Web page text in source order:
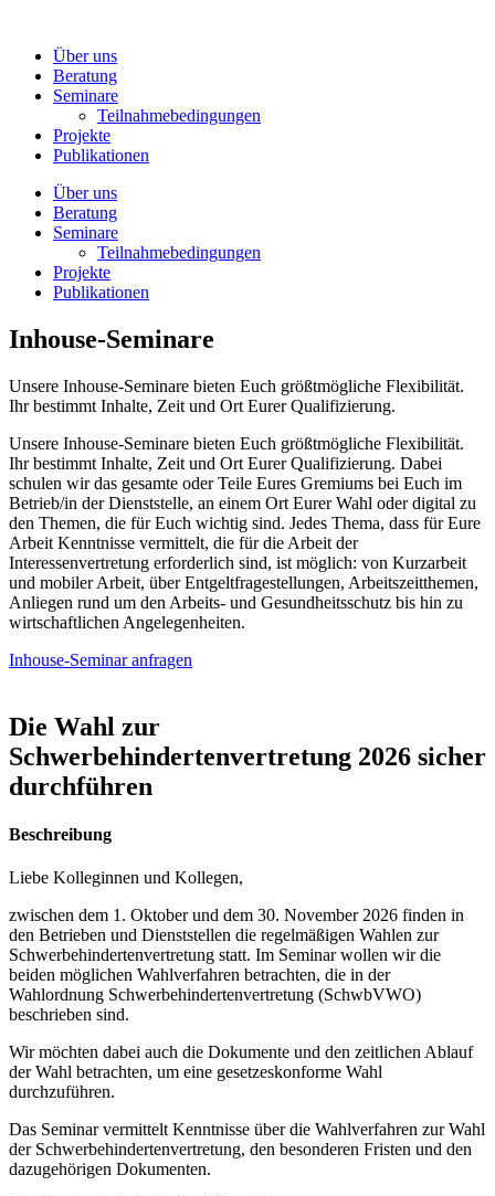
wechselnÜber uns
Beratung
Seminare
Teilnahmebedingungen
Projekte
Publikationen
Über uns
Beratung
Seminare
Teilnahmebedingungen
Projekte
Publikationen
Inhouse-Seminare
Unsere Inhouse-Seminare bieten Euch größtmögliche Flexibilität.
Ihr bestimmt Inhalte, Zeit und Ort Eurer Qualifizierung.
Unsere Inhouse-Seminare bieten Euch größtmögliche Flexibilität.
Ihr bestimmt Inhalte, Zeit und Ort Eurer Qualifizierung. Dabei
schulen wir das gesamte oder Teile Eures Gremiums bei Euch im
Betrieb/in der Dienststelle, an einem Ort Eurer Wahl oder digital zu
den Themen, die für Euch wichtig sind. Jedes Thema, dass für Eure
Arbeit Kenntnisse vermittelt, die für die Arbeit der
Interessenvertretung erforderlich sind, ist möglich: von Kurzarbeit
und mobiler Arbeit, über Entgeltfragestellungen, Arbeitszeitthemen,
Anliegen rund um den Arbeits- und Gesundheitsschutz bis hin zu
wirtschaftlichen Angelegenheiten.
Inhouse-Seminar anfragen
Die Wahl zur
Schwerbehindertenvertretung 2026 sicher
durchführen
Beschreibung
Liebe Kolleginnen und Kollegen,
zwischen dem 1. Oktober und dem 30. November 2026 finden in
den Betrieben und Dienststellen die regelmäßigen Wahlen zur
Schwerbehindertenvertretung statt. Im Seminar wollen wir die
beiden möglichen Wahlverfahren betrachten, die in der
Wahlordnung Schwerbehindertenvertretung (SchwbVWO)
beschrieben sind.
Wir möchten dabei auch die Dokumente und den zeitlichen Ablauf
der Wahl betrachten, um eine gesetzeskonforme Wahl
durchzuführen.
Das Seminar vermittelt Kenntnisse über die Wahlverfahren zur Wahl
der Schwerbehindertenvertretung, den besonderen Fristen und den
dazugehörigen Dokumenten.